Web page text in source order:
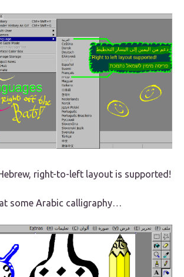
right-to-left layout is supported!
some Arabic calligraphy…